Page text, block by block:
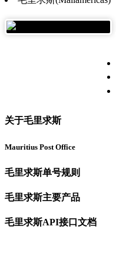
关于毛里求斯
Mauritius Post Office
毛里求斯单号规则
毛里求斯主要产品
毛里求斯API接口文档